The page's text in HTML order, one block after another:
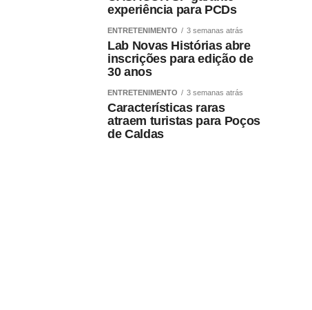
experiência para PCDs
ENTRETENIMENTO 3 semanas atrás
Lab Novas Histórias abre
inscrições para edição de
30 anos
ENTRETENIMENTO 3 semanas atrás
Características raras
atraem turistas para Poços
de Caldas